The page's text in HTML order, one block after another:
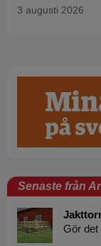
3 augusti 2026
Senaste från
Gör